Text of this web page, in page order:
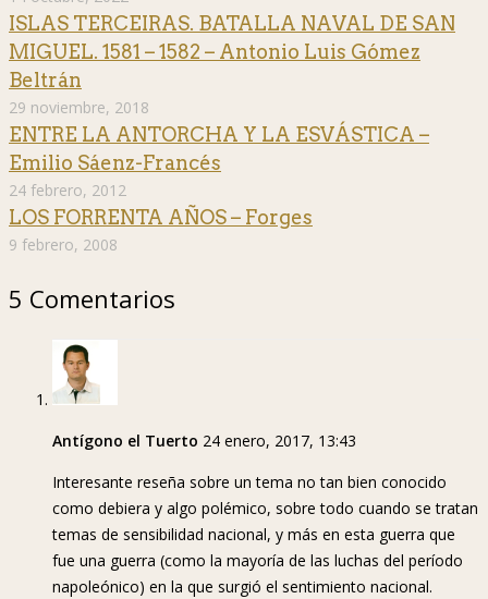
ISLAS TERCEIRAS. BATALLA NAVAL DE SAN
MIGUEL. 1581 – 1582 – Antonio Luis Gómez
Beltrán
29 noviembre, 2018
ENTRE LA ANTORCHA Y LA ESVÁSTICA –
Emilio Sáenz-Francés
24 febrero, 2012
LOS FORRENTA AÑOS – Forges
9 febrero, 2008
5 Comentarios
Antígono el Tuerto 24 enero, 2017, 13:43
Interesante reseña sobre un tema no tan bien conocido
como debiera y algo polémico, sobre todo cuando se tratan
temas de sensibilidad nacional, y más en esta guerra que
fue una guerra (como la mayoría de las luchas del período
napoleónico) en la que surgió el sentimiento nacional.